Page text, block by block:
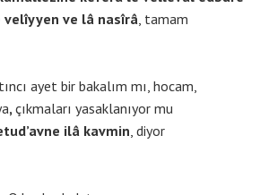
velîyyen ve lâ nasîrâ, tamam
ayet bir bakalım mı, hocam,
, çıkmaları yasaklanıyor mu
ilâ kavmin, diyor